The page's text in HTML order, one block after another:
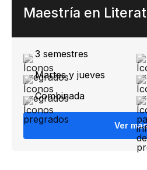
Maestría en
3 semestres
Martes y jueves
Combinada
Ver más